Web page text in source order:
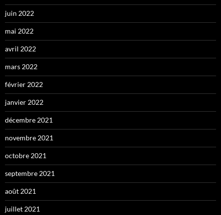
juin 2022
mai 2022
avril 2022
mars 2022
février 2022
janvier 2022
décembre 2021
novembre 2021
octobre 2021
septembre 2021
août 2021
juillet 2021